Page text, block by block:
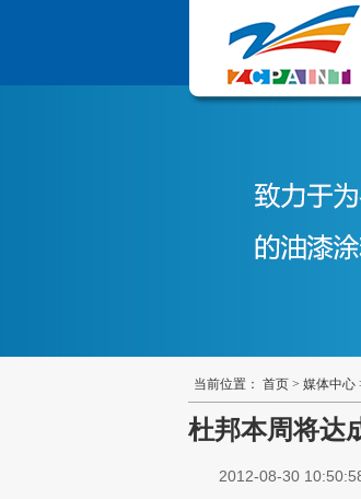
当前位置： 首页 > 媒体中心
杜邦本周将达
2012-08-30